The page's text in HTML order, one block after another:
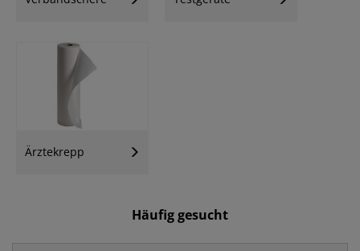
Ärztekrepp
Häufig gesucht